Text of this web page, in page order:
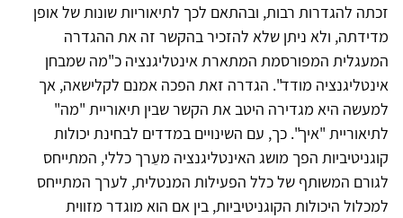
זכתה להגדרות רבות, ובהתאם לכך לתיאוריות שונות של אופן
מדידתה, ולא ניתן שלא להזכיר בהקשר זה את ההגדרה
המעגלית המפורסמת המתארת אינטליגנציה כ"מה שמבחן
אינטליגנציה מודד". הגדרה זאת הפכה אמנם לקלישאה, אך
למעשה היא מגדירה היטב את הקשר שבין תיאוריית "מה"
לתיאוריית "איך". כך, עם השינויים במדדים לבחינת יכולות
קוגניטיביות הפך מושג האינטליגנציה מעֵרך כללי, המתייחס
לגורם המשותף של כלל הפעילות המנטלית, לערך המתייחס
למכלול היכולות הקוגניטיביות, בין אם הוא מוגדר מזווית